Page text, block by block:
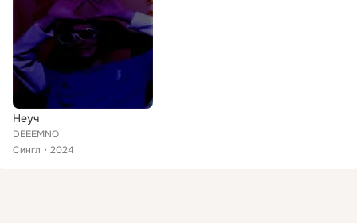
Неуч
DEEEMNO
Сингл
2024